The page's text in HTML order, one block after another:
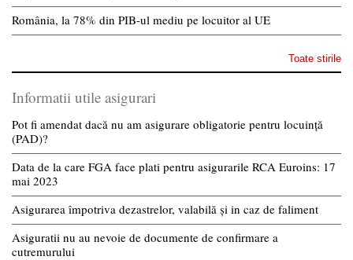
România, la 78% din PIB-ul mediu pe locuitor al UE
Toate stirile
Informatii utile asigurari
Pot fi amendat dacă nu am asigurare obligatorie pentru locuință
(PAD)?
Data de la care FGA face plati pentru asigurarile RCA Euroins: 17
mai 2023
Asigurarea împotriva dezastrelor, valabilă și in caz de faliment
Asiguratii nu au nevoie de documente de confirmare a
cutremurului